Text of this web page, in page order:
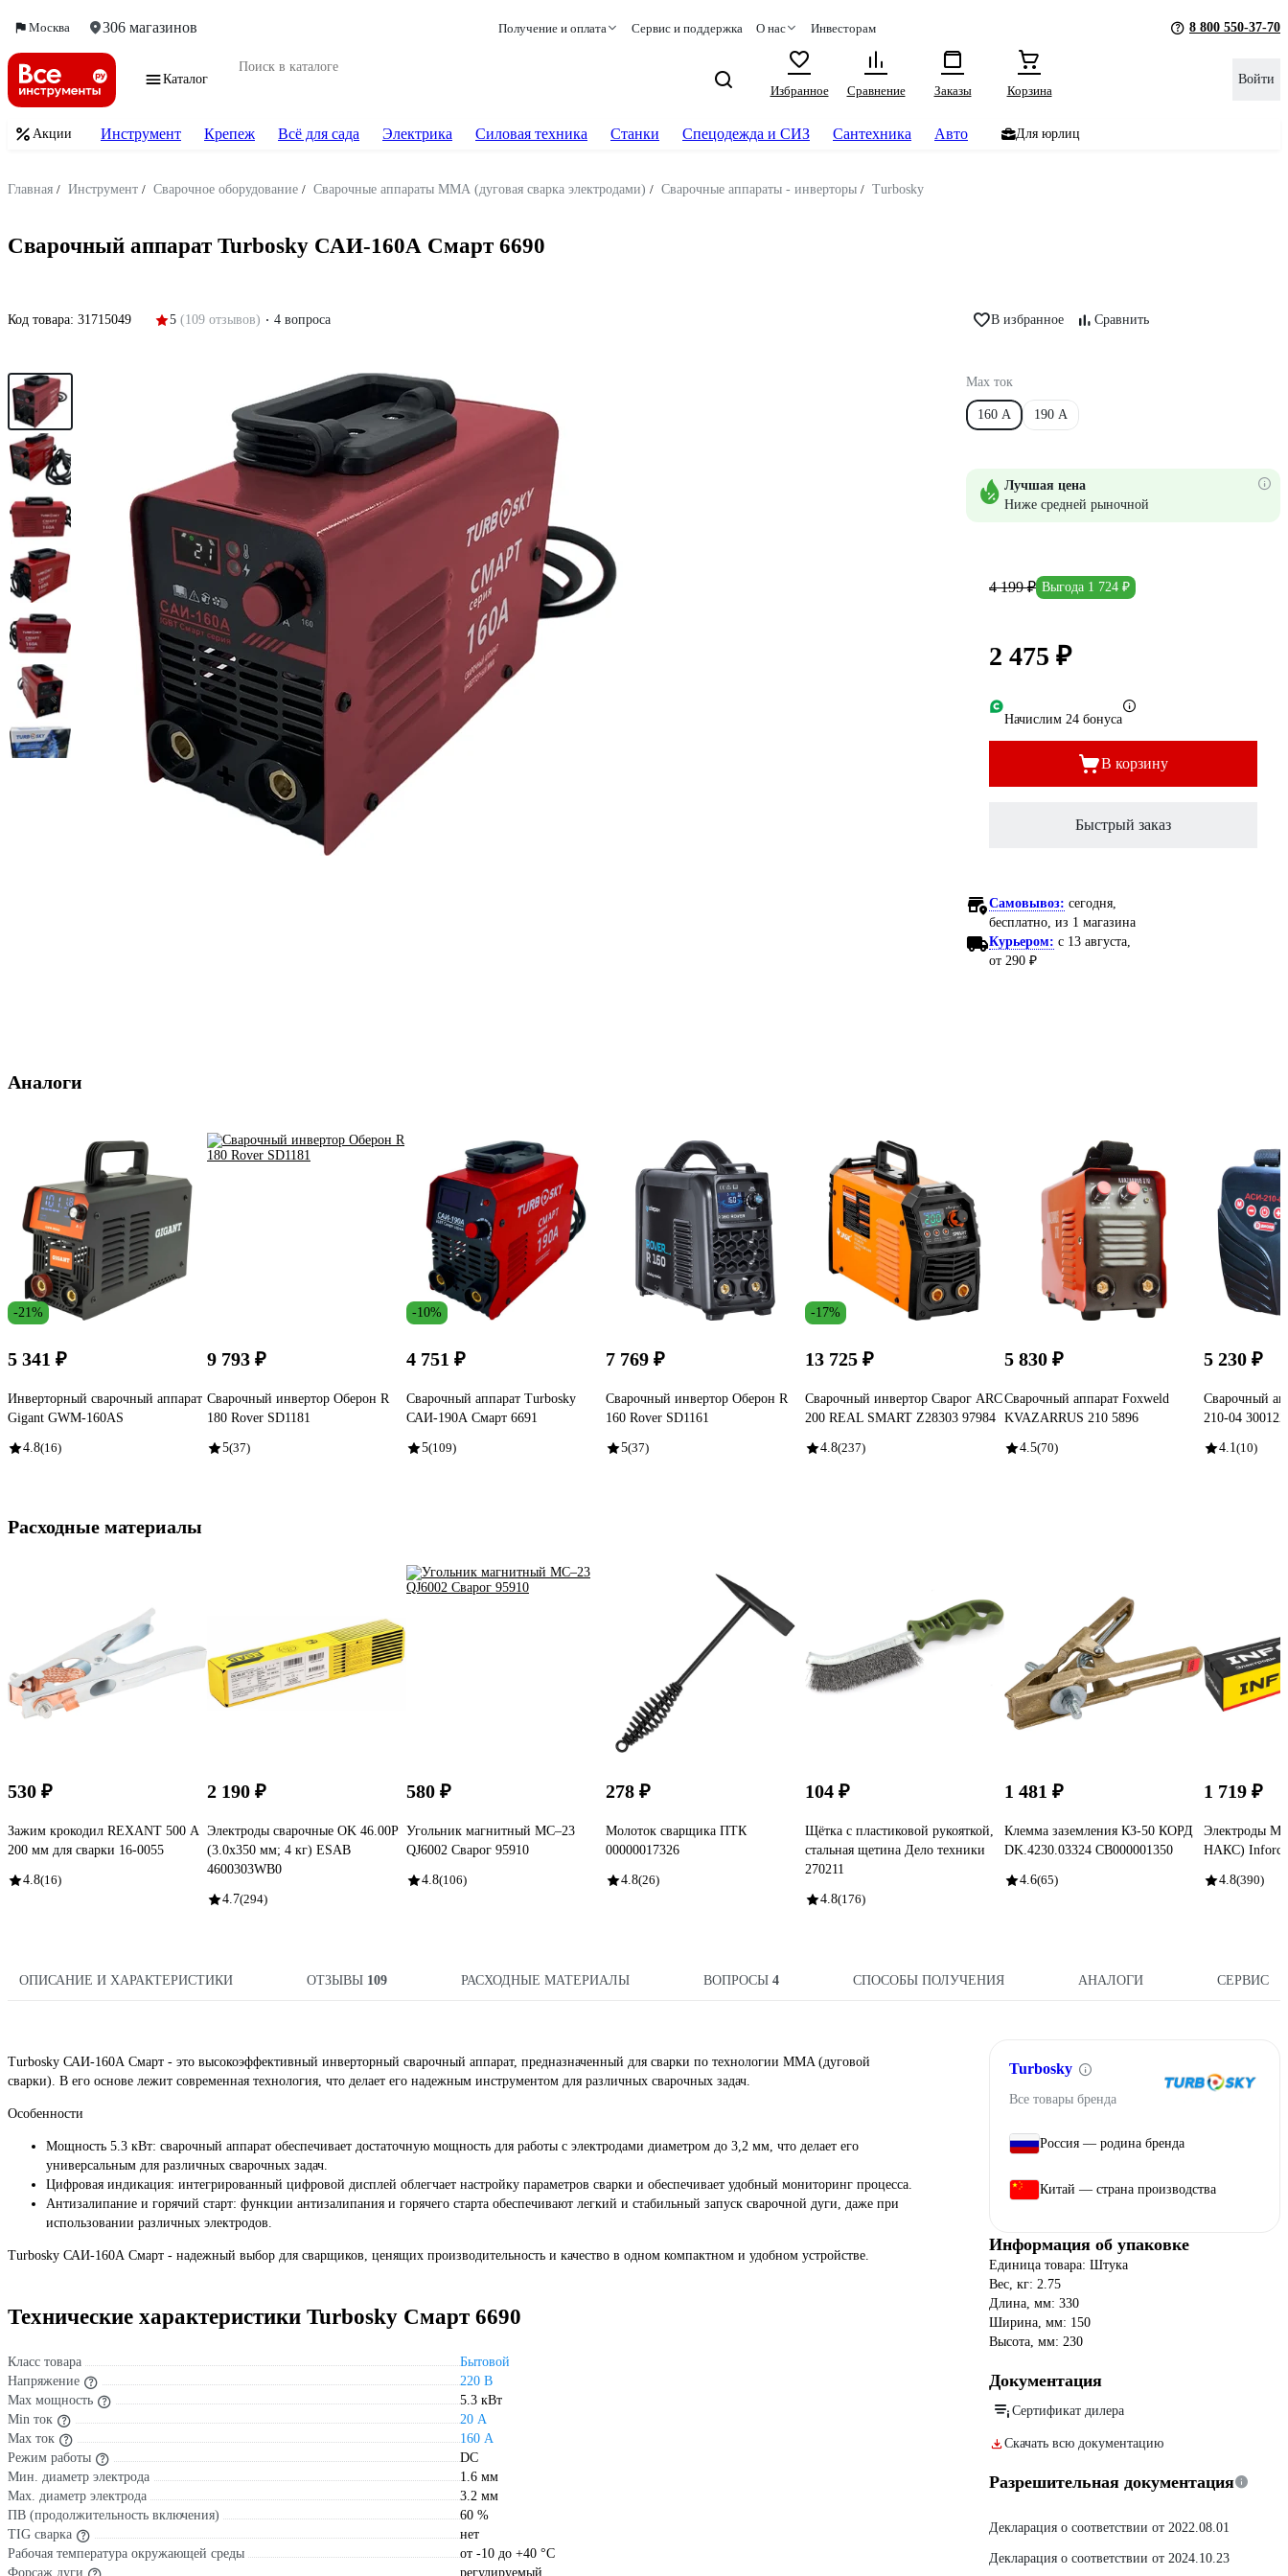
Москва 306 магазинов Получение и оплата Сервис и поддержка О нас Инвесторам 8 800 550-37-70
Каталог
Избранное
Сравнение Заказы Корзина
Войти
Акции Инструмент Крепеж Всё для сада Электрика Силовая техника Станки Спецодежда и СИЗ Сантехника Авто Для юрлиц
Главная / Инструмент / Сварочное оборудование / Сварочные аппараты ММА (дуговая сварка электродами) / Сварочные аппараты - инверторы / Turbosky
Сварочный аппарат Turbosky САИ-160А Смарт 6690
Код товара: 31715049 5 (109 отзывов) 4 вопроса В избранное Сравнить
Max ток
160 А 190 А
Лучшая цена
Ниже средней рыночной
4 199 ₽ Выгода 1 724 ₽
2 475 ₽
Начислим 24 бонуса
В корзину
Быстрый заказ
Самовывоз: сегодня,
бесплатно , из 1 магазина
Курьером: c 13 августа,
от 290 ₽
Аналоги
-21%
5 341 ₽
Инверторный сварочный аппарат
Gigant GWM-160AS
4.8(16)
9 793 ₽
Сварочный инвертор Оберон R
180 Rover SD1181
5(37)
-10%
4 751 ₽
Сварочный аппарат Turbosky
САИ-190А Смарт 6691
5(109)
7 769 ₽
Сварочный инвертор Оберон R
160 Rover SD1161
5(37)
-17%
13 725 ₽
Сварочный инвертор Сварог ARC
200 REAL SMART Z28303 97984
4.8(237)
5 830 ₽
Сварочный аппарат Foxweld
KVAZARRUS 210 5896
4.5(70)
5 230 ₽
Сварочный
210-04
4.1(10)
Расходные материалы
530 ₽
Зажим крокодил REXANT 500 А
200 мм для сварки 16-0055
4.8(16)
2 190 ₽
Электроды сварочные OK 46.00P
(3.0х350 мм; 4 кг) ESAB
4600303WB0
4.7(294)
580 ₽
Угольник магнитный МС–23
QJ6002 Сварог 95910
4.8(106)
278 ₽
Молоток сварщика ПТК
00000017326
4.8(26)
104 ₽
Щётка с пластиковой рукояткой,
стальная щетина Дело техники
270211
4.8(176)
1 481 ₽
Клемма заземления КЗ-50 КОРД
DK.4230.03324 СВ000001350
4.6(65)
1 719 ₽
Электроды
НАКС)
4.8(390)
ОПИСАНИЕ И ХАРАКТЕРИСТИКИ ОТЗЫВЫ 109 РАСХОДНЫЕ МАТЕРИАЛЫ ВОПРОСЫ 4 СПОСОБЫ ПОЛУЧЕНИЯ АНАЛОГИ СЕРВИС
Turbosky САИ-160А Смарт - это высокоэффективный инверторный сварочный аппарат, предназначенный для сварки по технологии MMA (дуговой
сварки). В его основе лежит современная технология, что делает его надежным инструментом для различных сварочных задач.
Особенности
Мощность 5.3 кВт: сварочный аппарат обеспечивает достаточную мощность для работы с электродами диаметром до 3,2 мм, что делает его
универсальным для различных сварочных задач.
Цифровая индикация: интегрированный цифровой дисплей облегчает настройку параметров сварки и обеспечивает удобный мониторинг процесса.
Антизалипание и горячий старт: функции антизалипания и горячего старта обеспечивают легкий и стабильный запуск сварочной дуги, даже при
использовании различных электродов.
Turbosky САИ-160А Смарт - надежный выбор для сварщиков, ценящих производительность и качество в одном компактном и удобном устройстве.
Технические характеристики Turbosky Смарт 6690
Класс товара
Бытовой
Напряжение
220 В
Max мощность
5.3 кВт
Min ток
20 А
Max ток
160 А
Режим работы
DC
Мин. диаметр электрода
1.6 мм
Мах. диаметр электрода
3.2 мм
ПВ (продолжительность включения)
60 %
TIG сварка
нет
Рабочая температура окружающей среды
от -10 до +40 °С
Форсаж дуги
регулируемый
Turbosky
Все товары бренда
Россия — родина бренда
Китай — страна производства
Информация об упаковке
Единица товара: Штука
Вес, кг: 2.75
Длина, мм: 330
Ширина, мм: 150
Высота, мм: 230
Документация
Сертификат дилера
Скачать всю документацию
Разрешительная документация
Декларация о соответствии от 2022.08.01
Декларация о соответствии от 2024.10.23